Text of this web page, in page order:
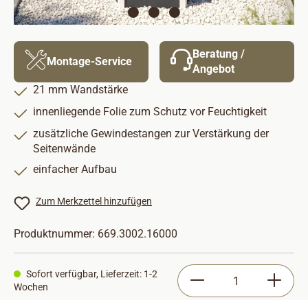
Montage-Service
Beratung /
Angebot
21 mm Wandstärke
innenliegende Folie zum Schutz vor Feuchtigkeit
zusätzliche Gewindestangen zur Verstärkung der
Seitenwände
einfacher Aufbau
Zum Merkzettel hinzufügen
Produktnummer: 669.3002.16000
Sofort verfügbar, Lieferzeit: 1-2
Wochen
Produkt Anzahl: